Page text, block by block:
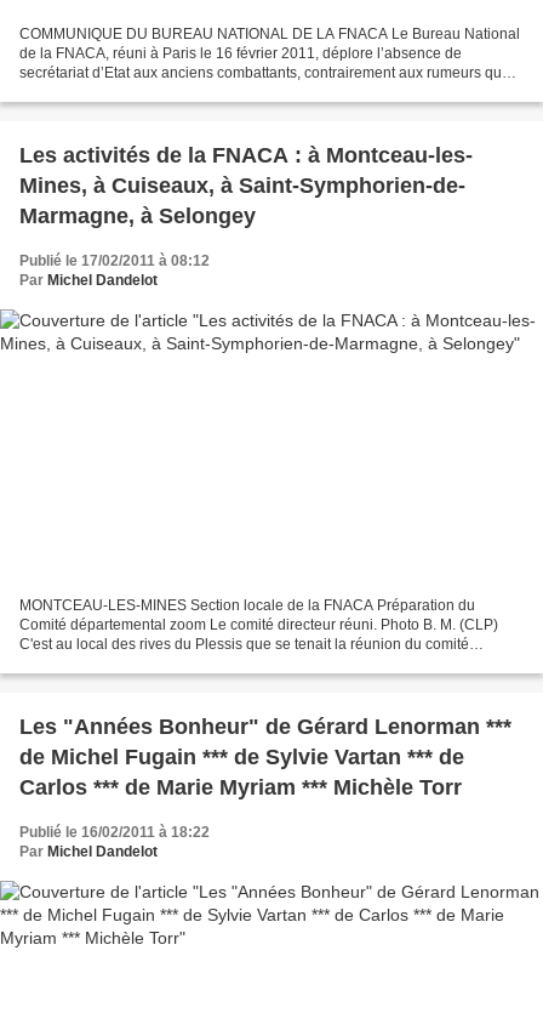
COMMUNIQUE DU BUREAU NATIONAL DE LA FNACA Le Bureau National
de la FNACA, réuni à Paris le 16 février 2011, déplore l’absence de
secrétariat d’Etat aux anciens combattants, contrairement aux rumeurs que
Les activités de la FNACA : à Montceau-les-
Mines, à Cuiseaux, à Saint-Symphorien-de-
Marmagne, à Selongey
Publié le 17/02/2011 à 08:12
Par Michel Dandelot
MONTCEAU-LES-MINES Section locale de la FNACA Préparation du
Comité départemental zoom Le comité directeur réuni. Photo B. M. (CLP)
C'est au local des rives du Plessis que se tenait la réunion du comité
Les "Années Bonheur" de Gérard Lenorman ***
de Michel Fugain *** de Sylvie Vartan *** de
Carlos *** de Marie Myriam *** Michèle Torr
Publié le 16/02/2011 à 18:22
Par Michel Dandelot